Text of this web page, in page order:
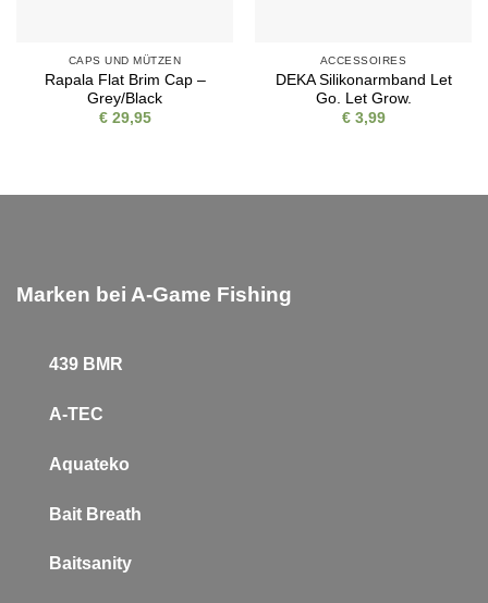
CAPS UND MÜTZEN
Rapala Flat Brim Cap –
Grey/Black
€29,95
ACCESSOIRES
DEKA Silikonarmband Let
Go. Let Grow.
€3,99
Marken bei A-Game Fishing
439 BMR
A-TEC
Aquateko
Bait Breath
Baitsanity